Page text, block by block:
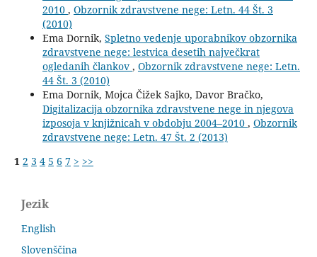
2010 , Obzornik zdravstvene nege: Letn. 44 Št. 3
(2010)
Ema Dornik, Spletno vedenje uporabnikov obzornika
zdravstvene nege: lestvica desetih največkrat
ogledanih člankov , Obzornik zdravstvene nege: Letn.
44 Št. 3 (2010)
Ema Dornik, Mojca Čižek Sajko, Davor Bračko,
Digitalizacija obzornika zdravstvene nege in njegova
izposoja v knjižnicah v obdobju 2004–2010 , Obzornik
zdravstvene nege: Letn. 47 Št. 2 (2013)
1 2 3 4 5 6 7 > >>
Jezik
English
Slovenščina